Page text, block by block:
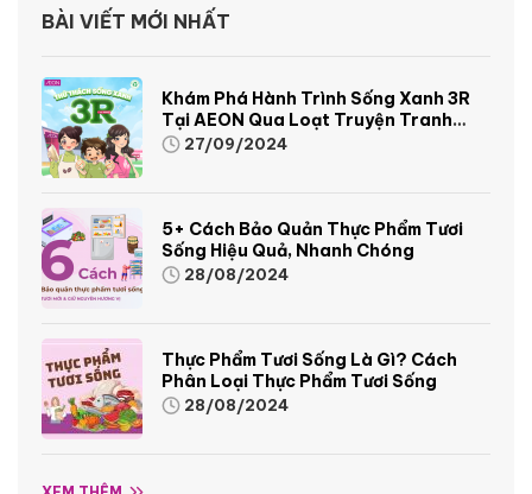
BÀI VIẾT MỚI NHẤT
Khám Phá Hành Trình Sống Xanh 3R
Tại AEON Qua Loạt Truyện Tranh
Sinh Động Và Thú Vị
27/09/2024
5+ Cách Bảo Quản Thực Phẩm Tươi
Sống Hiệu Quả, Nhanh Chóng
28/08/2024
Thực Phẩm Tươi Sống Là Gì? Cách
Phân Loại Thực Phẩm Tươi Sống
28/08/2024